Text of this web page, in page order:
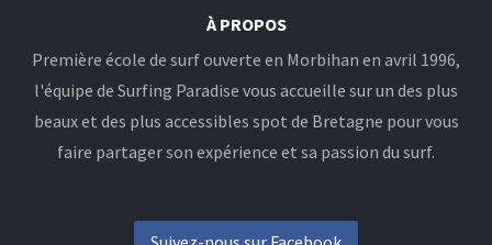
À PROPOS
Première école de surf ouverte en Morbihan en avril 1996,
l'équipe de Surfing Paradise vous accueille sur un des plus
beaux et des plus accessibles spot de Bretagne pour vous
faire partager son expérience et sa passion du surf.